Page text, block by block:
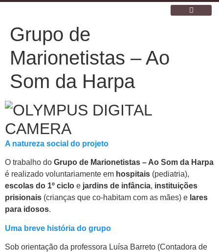
Grupo de
Marionetistas – Ao
Som da Harpa
A natureza social do projeto
O trabalho do Grupo de Marionetistas – Ao Som da Harpa
é realizado voluntariamente em hospitais (pediatria),
escolas do 1º ciclo e jardins de infância, instituições
prisionais (crianças que co-habitam com as mães) e lares
para idosos.
Uma breve história do grupo
Sob orientação da professora Luísa Barreto (Contadora de